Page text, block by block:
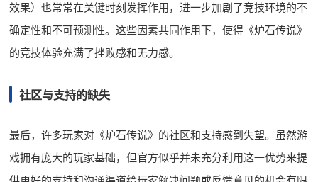
效果）也常常在关键时刻发挥作用，进一步加剧了竞技环境的不
确定性和不可预测性。这些因素共同作用下，使得《炉石传说》
的竞技体验充满了挫败感和无力感。
社区与支持的缺失
最后，许多玩家对《炉石传说》的社区和支持感到失望。虽然游
戏拥有庞大的玩家基础，但官方似乎并未充分利用这一优势来提